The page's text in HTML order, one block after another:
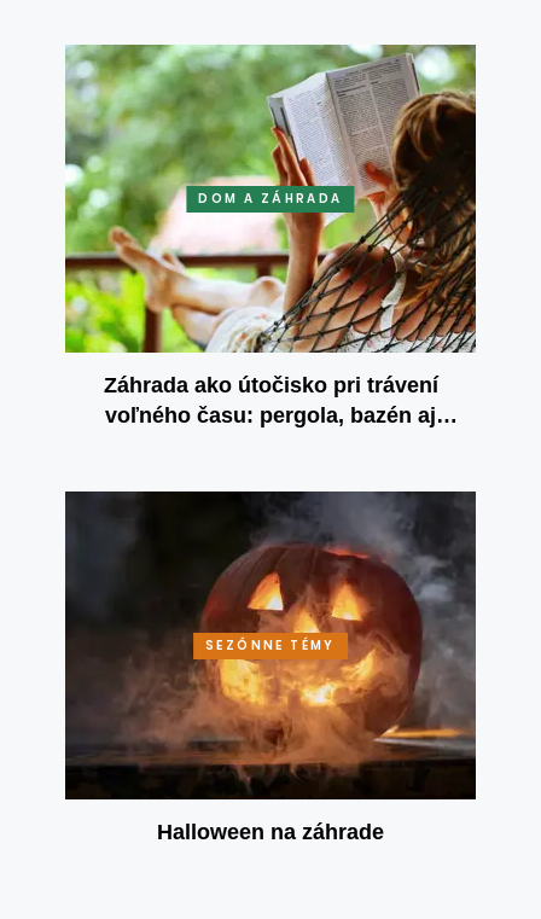
DOM A ZÁHRADA
Záhrada ako útočisko pri trávení
voľného času: pergola, bazén aj
SEZÓNNE TÉMY
Halloween na záhrade